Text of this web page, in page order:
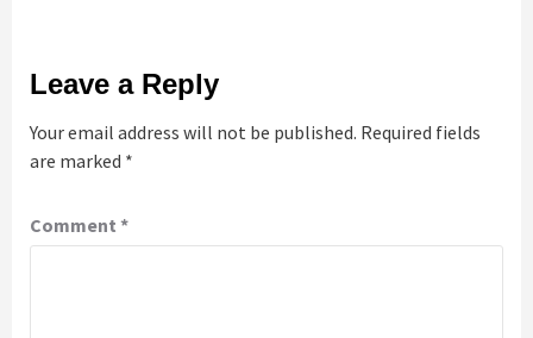
Leave a Reply
Your email address will not be published. Required fields
are marked *
Comment *